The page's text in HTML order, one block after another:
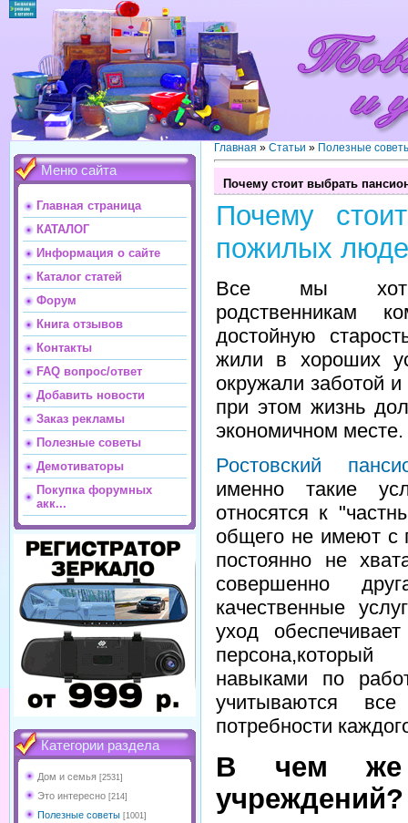
Меню сайта
Главная страница
КАТАЛОГ
Информация о сайте
Каталог статей
Форум
Книга отзывов
Контакты
FAQ вопрос/ответ
Добавить новости
Заказ рекламы
Полезные советы
Демотиваторы
Покупка форумных
акк...
Категории раздела
Дом и семья [2531]
Это интересно [214]
Полезные советы [1001]
Главная » Статьи » Полезные
Почему стоит выбрать
Почему
пожилых
Все мы
родственникам
достойную
жили в хороших
окружали заботой
при этом жизнь
экономичном месте.
Ростовский
именно такие
относятся к
общего не имеют с
постоянно не
совершенно
качественные
уход
навыками по
учитываются
потребности
В чем же
учреждений?